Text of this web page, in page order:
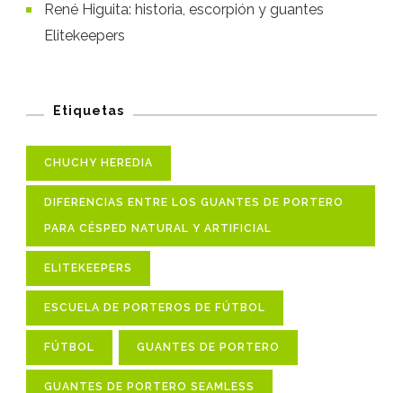
René Higuita: historia, escorpión y guantes
Elitekeepers
Etiquetas
CHUCHY HEREDIA
DIFERENCIAS ENTRE LOS GUANTES DE PORTERO
PARA CÉSPED NATURAL Y ARTIFICIAL
ELITEKEEPERS
ESCUELA DE PORTEROS DE FÚTBOL
FÚTBOL GUANTES DE PORTERO
GUANTES DE PORTERO SEAMLESS